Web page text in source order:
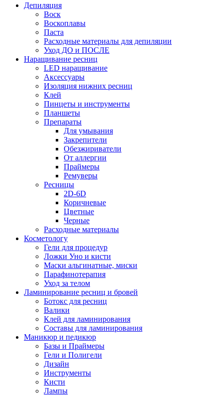
Депиляция
Воск
Воскоплавы
Паста
Расходные материалы для депиляции
Уход ДО и ПОСЛЕ
Наращивание ресниц
LED наращивание
Аксессуары
Изоляция нижних ресниц
Клей
Пинцеты и инструменты
Планшеты
Препараты
Для умывания
Закрепители
Обезжириватели
От аллергии
Праймеры
Ремуверы
Ресницы
2D-6D
Коричневые
Цветные
Черные
Расходные материалы
Косметологу
Гели для процедур
Ложки Уно и кисти
Маски альгинатные, миски
Парафинотерапия
Уход за телом
Ламинирование ресниц и бровей
Ботокс для ресниц
Валики
Клей для ламинирования
Составы для ламинирования
Маникюр и педикюр
Базы и Праймеры
Гели и Полигели
Дизайн
Инструменты
Кисти
Лампы